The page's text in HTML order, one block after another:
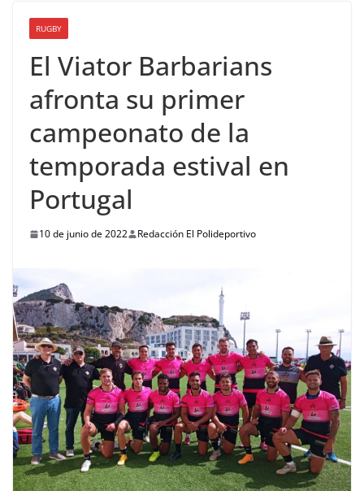
RUGBY
El Viator Barbarians
afronta su primer
campeonato de la
temporada estival en
Portugal
10 de junio de 2022 Redacción El Polideportivo